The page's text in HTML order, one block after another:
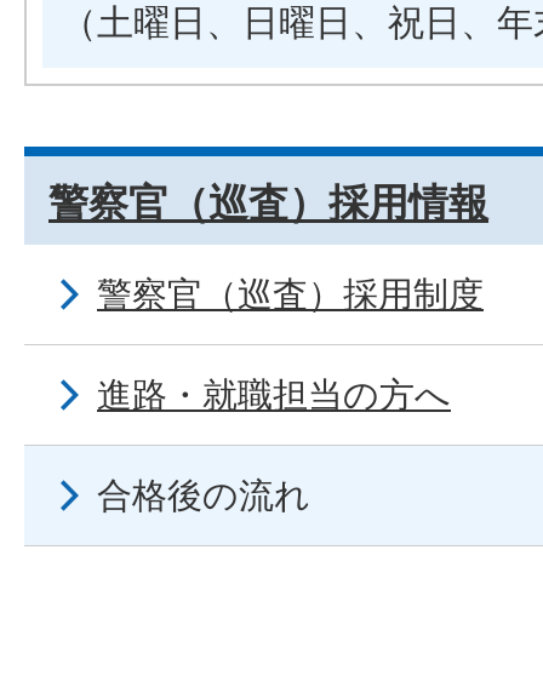
（土曜日、日曜日、祝日、
警察官（巡査）採用情報
警察官（巡査）採用制度
進路・就職担当の方へ
合格後の流れ